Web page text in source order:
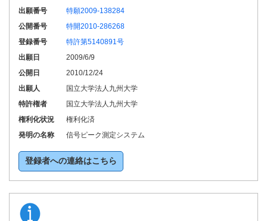
出願番号
特願2009-138284
公開番号
特開2010-286268
登録番号
特許第5140891号
出願日
2009/6/9
公開日
2010/12/24
出願人
国立大学法人九州大学
特許権者
国立大学法人九州大学
権利化状況
権利化済
発明の名称
信号ピーク測定システム
登録者への連絡はこちら